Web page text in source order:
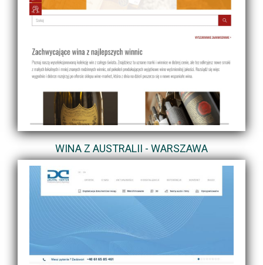
WINA Z AUSTRALII - WARSZAWA